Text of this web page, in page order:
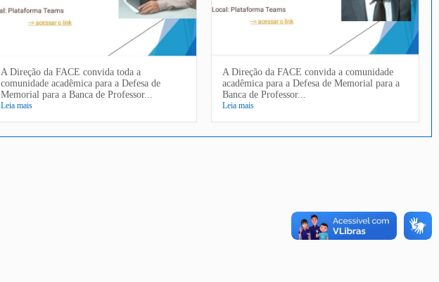
A Direção da FACE convida toda a
comunidade acadêmica para a Defesa de
Memorial para a Banca de Professor...
Leia mais
A Direção da FACE convida a comunidade
acadêmica para a Defesa de Memorial para a
Banca de Professor...
Leia mais